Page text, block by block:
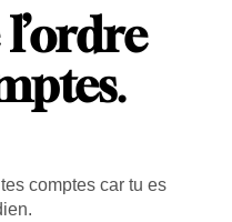
.
comptes car tu es